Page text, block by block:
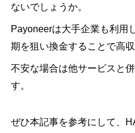
ないでしょうか。
Payoneerは大手企業も利用
期を狙い換金することで高
不安な場合は他サービスと
す。
ぜひ本記事を参考にして、